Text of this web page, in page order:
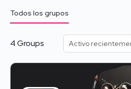
Todos los grupos
4Groups
Ordenar
por: